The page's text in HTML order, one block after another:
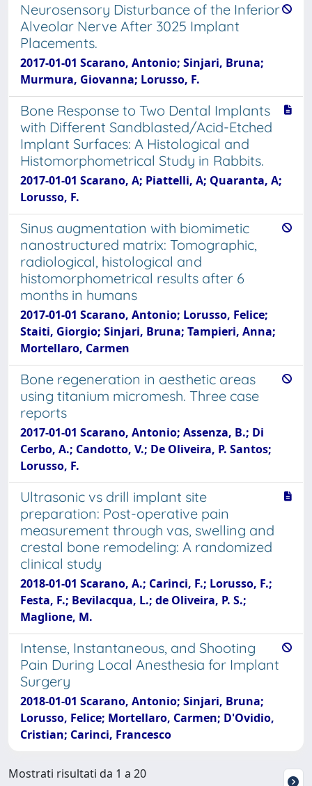
Neurosensory Disturbance of the Inferior
Alveolar Nerve After 3025 Implant
Placements.
2017-01-01 Scarano, Antonio; Sinjari, Bruna;
Murmura, Giovanna; Lorusso, F.
Bone Response to Two Dental Implants
with Different Sandblasted/Acid-Etched
Implant Surfaces: A Histological and
Histomorphometrical Study in Rabbits.
2017-01-01 Scarano, A; Piattelli, A; Quaranta, A;
Lorusso, F.
Sinus augmentation with biomimetic
nanostructured matrix: Tomographic,
radiological, histological and
histomorphometrical results after 6
months in humans
2017-01-01 Scarano, Antonio; Lorusso, Felice;
Staiti, Giorgio; Sinjari, Bruna; Tampieri, Anna;
Mortellaro, Carmen
Bone regeneration in aesthetic areas
using titanium micromesh. Three case
reports
2017-01-01 Scarano, Antonio; Assenza, B.; Di
Cerbo, A.; Candotto, V.; De Oliveira, P. Santos;
Lorusso, F.
Ultrasonic vs drill implant site
preparation: Post-operative pain
measurement through vas, swelling and
crestal bone remodeling: A randomized
clinical study
2018-01-01 Scarano, A.; Carinci, F.; Lorusso, F.;
Festa, F.; Bevilacqua, L.; de Oliveira, P. S.;
Maglione, M.
Intense, Instantaneous, and Shooting
Pain During Local Anesthesia for Implant
Surgery
2018-01-01 Scarano, Antonio; Sinjari, Bruna;
Lorusso, Felice; Mortellaro, Carmen; D'Ovidio,
Cristian; Carinci, Francesco
Mostrati risultati da 1 a 20